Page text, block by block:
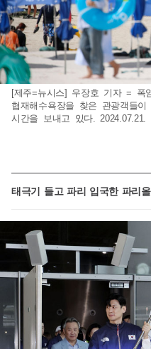
[제주=뉴시스] 우장호 기자 = 폭
협재해수욕장을 찾은 관광객들
시간을 보내고 있다. 2024.07.21.
태극기 들고 파리 입국한 파리